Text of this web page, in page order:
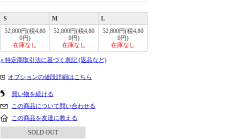
S M
L
52,800円(税4,80
0円)
在庫なし
52,800円(税4,80
0円)
在庫なし
52,800円(税4,80
0円)
在庫なし
» 特定商取引法に基づく表記 (返品など)
オプションの値段詳細はこちら
買い物を続ける
この商品について問い合わせる
この商品を友達に教える
SOLD OUT